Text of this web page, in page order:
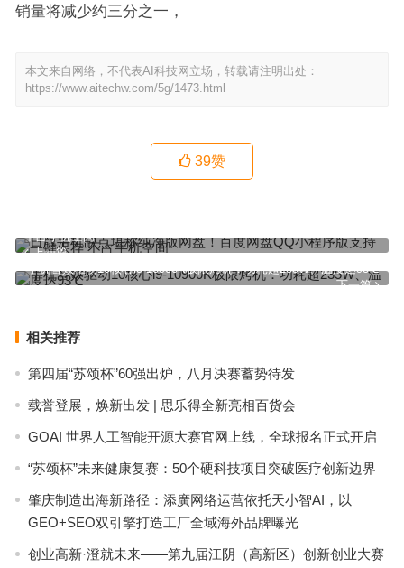
销量将减少约三分之一，
本文来自网络，不代表AI科技网立场，转载请注明出处：
https://www.aitechw.com/5g/1473.html
39赞
上一篇
不占手机空间
下一篇
手机音效驱动10核心i9-10900K极限烤机：功耗超235W、温度达93℃
相关推荐
第四届“苏颂杯”60强出炉，八月决赛蓄势待发
载誉登展，焕新出发 | 思乐得全新亮相百货会
GOAI 世界人工智能开源大赛官网上线，全球报名正式开启
“苏颂杯”未来健康复赛：50个硬科技项目突破医疗创新边界
肇庆制造出海新路径：添廣网络运营依托天小智AI，以
GEO+SEO双引擎打造工厂全域海外品牌曝光
创业高新·澄就未来——第九届江阴（高新区）创新创业大赛